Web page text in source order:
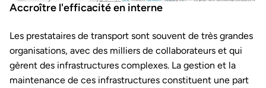
Accroître l'efficacité en interne
Les prestataires de transport sont souvent de très grandes
organisations, avec des milliers de collaborateurs et qui
gèrent des infrastructures complexes. La gestion et la
maintenance de ces infrastructures constituent une part